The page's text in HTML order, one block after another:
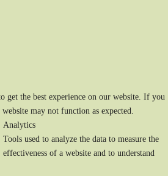
get the best experience on our website. If you
may not function as expected.
Analytics
Tools used to analyze the data to measure the
effectiveness of a website and to understand